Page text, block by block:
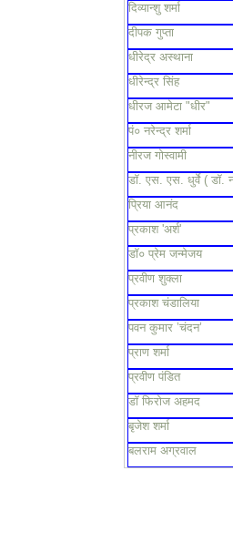
दिव्यान्शु शर्मा
दीपक गुप्ता
धीरेद्र अस्थाना
धीरेन्द्र सिंह
धीरज आमेटा "धीर"
पं० नरेन्द्र शर्मा
नीरज गोस्वामी
डॉ. एस. एस. धुर्वे ( डॉ.
प्रिया आनंद
प्रकाश 'अर्श'
डॉ० प्रेम जन्मेजय
प्रवीण शुक्ला
प्रकाश चंडालिया
पवन कुमार ’चंदन’
प्राण शर्मा
प्रवीण पंडित
डॉ फिरोज अहमद
बृजेश शर्मा
बलराम अग्रवाल